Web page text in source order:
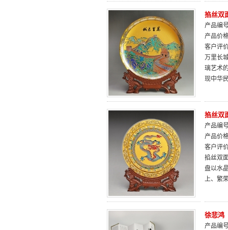
掐丝双
产品编
产品价
客户评
万里长
璃艺术
现中华
掐丝双
产品编
产品价
客户评
掐丝双
盘以水
上、繁
徐悲鸿
产品编